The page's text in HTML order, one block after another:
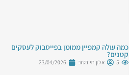
כמה עולה קמפיין ממומן בפייסבוק לעסקים
קטנים?
5 אלון חייבטוב 23/04/2026